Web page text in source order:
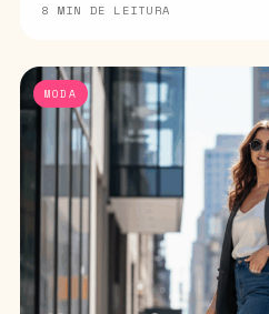
8 MIN DE LEITURA
MODA